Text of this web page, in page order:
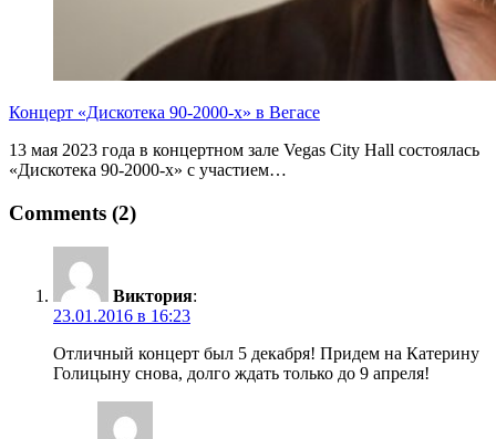
Концерт «Дискотека 90-2000-х» в Вегасе
13 мая 2023 года в концертном зале Vegas City Hall состоялась
«Дискотека 90-2000-х» с участием…
Comments (2)
Виктория:
23.01.2016 в 16:23
Отличный концерт был 5 декабря! Придем на Катерину
Голицыну снова, долго ждать только до 9 апреля!